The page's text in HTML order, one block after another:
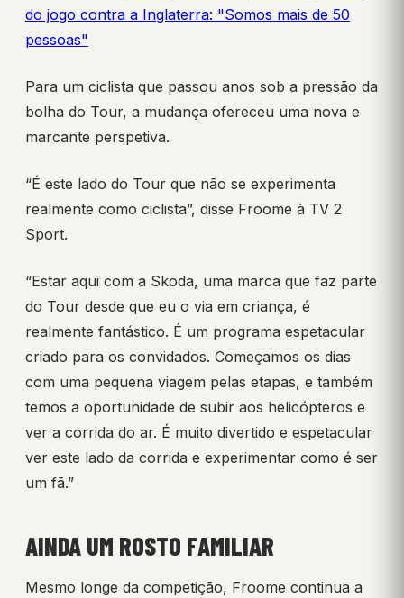
do jogo contra a Inglaterra: "Somos mais de 50
pessoas"
Para um ciclista que passou anos sob a pressão da
bolha do Tour, a mudança ofereceu uma nova e
marcante perspetiva.
“É este lado do Tour que não se experimenta
realmente como ciclista”, disse Froome à TV 2
Sport.
“Estar aqui com a Skoda, uma marca que faz parte
do Tour desde que eu o via em criança, é
realmente fantástico. É um programa espetacular
criado para os convidados. Começamos os dias
com uma pequena viagem pelas etapas, e também
temos a oportunidade de subir aos helicópteros e
ver a corrida do ar. É muito divertido e espetacular
ver este lado da corrida e experimentar como é ser
um fã.”
AINDA UM ROSTO FAMILIAR
Mesmo longe da competição, Froome continua a